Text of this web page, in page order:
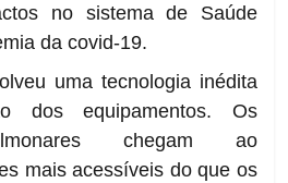
no sistema de Saúde
da covid-19.
uma tecnologia inédita
dos equipamentos. Os
chegam ao
mais acessíveis do que os